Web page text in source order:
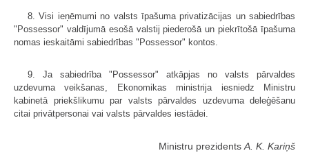
8. Visi ieņēmumi no valsts īpašuma privatizācijas un sabiedrības
"Possessor" valdījumā esošā valstij piederošā un piekrītošā īpašuma
nomas ieskaitāmi sabiedrības "Possessor" kontos.
9. Ja sabiedrība "Possessor" atkāpjas no valsts pārvaldes
uzdevuma veikšanas, Ekonomikas ministrija iesniedz Ministru
kabinetā priekšlikumu par valsts pārvaldes uzdevuma deleģēšanu
citai privātpersonai vai valsts pārvaldes iestādei.
Ministru prezidents A. K. Kariņš